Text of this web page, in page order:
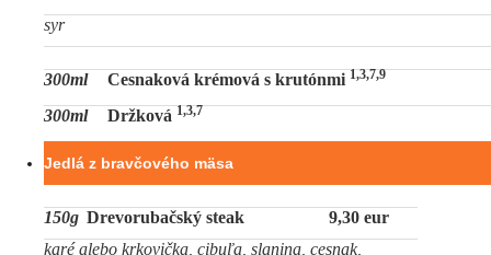
syr
300ml Cesnaková krémová s krutónmi 1,3,7,9
300ml Držková 1,3,7
Jedlá z bravčového mäsa
150g Drevorubačský steak
9,30 eur
karé alebo krkovička, cibuľa, slanina, cesnak,